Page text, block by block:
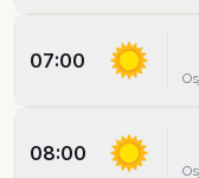
07:00
08:00